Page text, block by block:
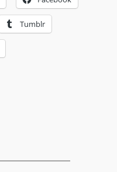
Tumblr